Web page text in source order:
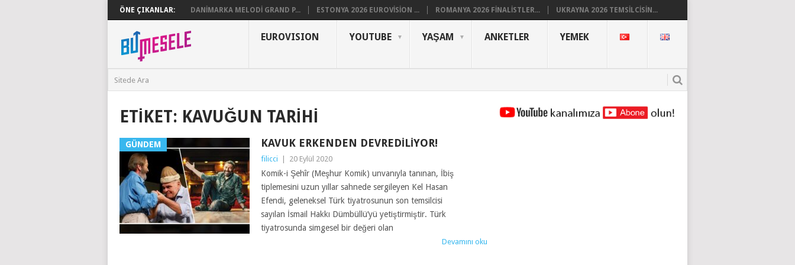
ÖNE ÇIKANLAR: DANIMARKA MELODI GRAND P... ESTONYA 2026 EUROVISION ... ROMANYA 2026 FINALISTLER... UKRAYNA 2026 TEMSILCISIN...
EUROVISION YOUTUBE YAŞAM ANKETLER YEMEK
ETIKET: KAVUĞUN TARIHI
GÜNDEM KAVUK ERKENDEN DEVREDILIYOR!
filicci 20 Eylül 2020
Komik-i Şehîr (Meşhur Komik) unvanıyla tanınan, İbiş
tiplemesini uzun yıllar sahnede sergileyen Kel Hasan
Efendi, geleneksel Türk tiyatrosunun son temsilcisi
sayılan İsmail Hakkı Dümbüllü’yü yetiştirmiştir. Türk
tiyatrosunda simgesel bir değeri olan
Devamını oku